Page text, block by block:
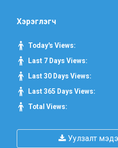
Хэрэглэгч
Today's Views:
Last 7 Days Views:
Last 30 Days Views:
Last 365 Days Views:
Total Views:
Уулзалт